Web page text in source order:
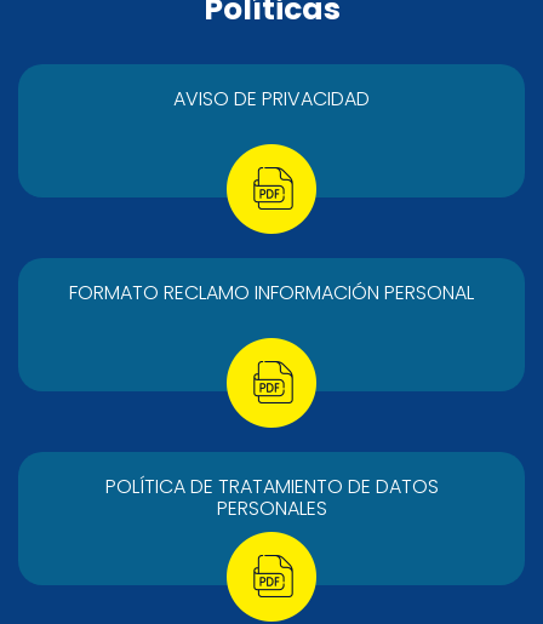
Políticas
AVISO DE PRIVACIDAD
FORMATO RECLAMO INFORMACIÓN PERSONAL
POLÍTICA DE TRATAMIENTO DE DATOS
PERSONALES